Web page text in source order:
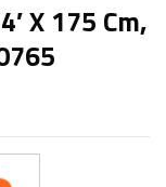
X 175 Cm,